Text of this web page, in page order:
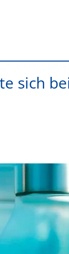
sich